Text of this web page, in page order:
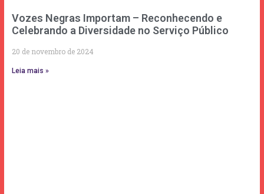
Vozes Negras Importam – Reconhecendo e
Celebrando a Diversidade no Serviço Público
20 de novembro de 2024
Leia mais »